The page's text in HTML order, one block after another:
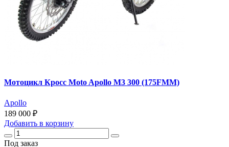
Мотоцикл Кросс Moto Apollo M3 300 (175FMM)
Apollo
189 000 ₽
Добавить в корзину
Под заказ